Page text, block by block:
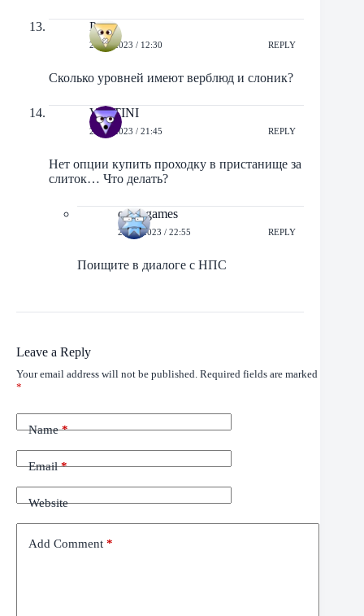
Роу
29/07/2023 / 12:30 REPLY
Сколько уровней имеют верблюд и слоник?
VINTINI
25/11/2023 / 21:45 REPLY
Нет опции купить проходку в пристанище за
слиток… Что делать?
orbit-games
25/11/2023 / 22:55 REPLY
Поищите в диалоге с НПС
Leave a Reply
Your email address will not be published. Required fields are marked
*
Name*
Email*
Website
Add Comment *